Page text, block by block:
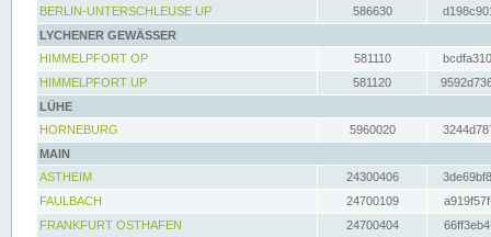
BERLIN-UNTERSCHLEUSE UP
586630
LYCHENER GEWÄSSER
HIMMELPFORT OP
581110
HIMMELPFORT UP
581120
LÜHE
HORNEBURG
5960020
MAIN
ASTHEIM
24300406
FAULBACH
24700109
FRANKFURT OSTHAFEN
24700404